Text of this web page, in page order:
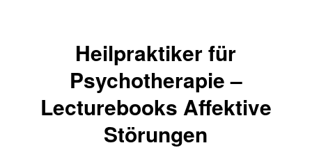
Heilpraktiker für
Psychotherapie –
Lecturebooks Affektive
Störungen